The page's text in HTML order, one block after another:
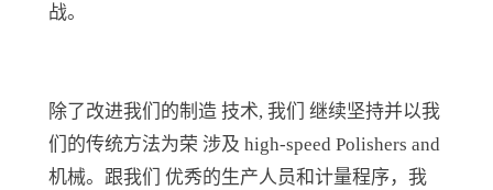
战。
除了改进我们的制造 技术,我们 继续坚持并以我
们的传统方法为荣 涉及high-speed Polishers and
机械。跟我们 优秀的生产人员和计量程序，我